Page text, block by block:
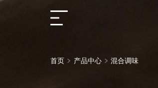
首页 产品中心 混合调味